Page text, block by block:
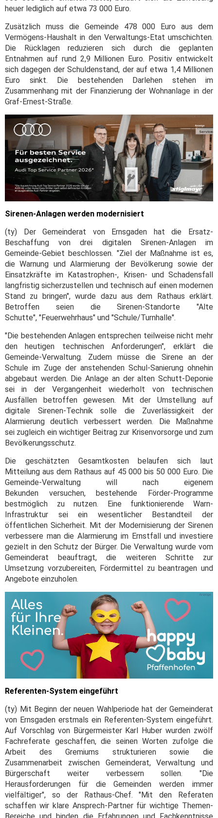
heuer lediglich auf etwa 73 000 Euro.
Zusätzlich muss die Gemeinde 478 000 Euro aus dem
Vermögens-Haushalt in den Verwaltungs-Etat umschichten.
Die Rücklagen reduzieren sich durch die geplanten
Entnahmen auf rund 2,9 Millionen Euro. Positiv entwickelt
sich dagegen der Schuldenstand, der auf etwa 1,4 Millionen
Euro sinkt. Die bestehenden Darlehen stehen im
Zusammenhang mit der Finanzierung der Wohnanlage in der
Graf-Ernest-Straße.
Sirenen-Anlagen werden modernisiert
(ty) Der Gemeinderat von Ernsgaden hat die Ersatz-
Beschaffung von drei digitalen Sirenen-Anlagen im
Gemeinde-Gebiet beschlossen. "Ziel der Maßnahme ist es,
die Warnung und Alarmierung der Bevölkerung sowie der
Einsatzkräfte im Katastrophen-, Krisen- und Schadensfall
langfristig sicherzustellen und technisch auf einen modernen
Stand zu bringen", wurde dazu aus dem Rathaus erklärt.
Betroffen seien die Sirenen-Standorte "Alte
Schutte", "Feuerwehrhaus" und "Schule/Turnhalle".
"Die bestehenden Anlagen entsprechen teilweise nicht mehr
den heutigen technischen Anforderungen", erklärt die
Gemeinde-Verwaltung. Zudem müsse die Sirene an der
Schule im Zuge der anstehenden Schul-Sanierung ohnehin
abgebaut werden. Die Anlage an der alten Schutt-Deponie
sei in der Vergangenheit wiederholt von technischen
Ausfällen betroffen gewesen. Mit der Umstellung auf
digitale Sirenen-Technik solle die Zuverlässigkeit der
Alarmierung deutlich verbessert werden. Die Maßnahme
sei zugleich ein wichtiger Beitrag zur Krisenvorsorge und zum
Bevölkerungsschutz.
Die geschätzten Gesamtkosten belaufen sich laut
Mitteilung aus dem Rathaus auf 45 000 bis 50 000 Euro. Die
Gemeinde-Verwaltung will nach eigenem
Bekunden versuchen, bestehende Förder-Programme
bestmöglich zu nutzen. Eine funktionierende Warn-
Infrastruktur sei ein wesentlicher Bestandteil der
öffentlichen Sicherheit. Mit der Modernisierung der Sirenen
verbessere man die Alarmierung im Ernstfall und investiere
gezielt in den Schutz der Bürger. Die Verwaltung wurde vom
Gemeinderat beauftragt, die weiteren Schritte zur
Umsetzung vorzubereiten, Fördermittel zu beantragen und
Angebote einzuholen.
Referenten-System eingeführt
(ty) Mit Beginn der neuen Wahlperiode hat der Gemeinderat
von Ernsgaden erstmals ein Referenten-System eingeführt.
Auf Vorschlag von Bürgermeister Karl Huber wurden zwölf
Fachreferate geschaffen, die seinen Worten zufolge die
Arbeit des Gremiums strukturieren sowie die
Zusammenarbeit zwischen Gemeinderat, Verwaltung und
Bürgerschaft weiter verbessern sollen. "Die
Herausforderungen für die Gemeinden werden immer
vielfältiger", so der Rathaus-Chef. "Mit den Referaten
schaffen wir klare Ansprech-Partner für wichtige Themen-